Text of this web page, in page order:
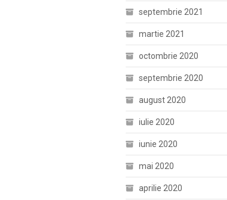
septembrie 2021
martie 2021
octombrie 2020
septembrie 2020
august 2020
iulie 2020
iunie 2020
mai 2020
aprilie 2020